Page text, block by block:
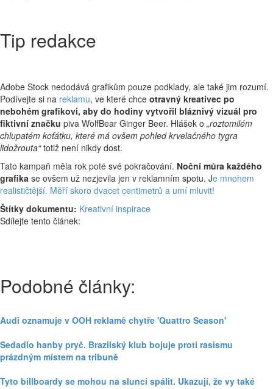
Tip redakce
Adobe Stock nedodává grafikům pouze podklady, ale také jim rozumí.
Podívejte si na reklamu, ve které chce otravný kreativec po
nebohém grafikovi, aby do hodiny vytvořil bláznivý vizuál pro
fiktivní značku piva WolfBear Ginger Beer. Hlášek o „roztomilém
chlupatém koťátku, které má ovšem pohled krvelačného tygra
lidožrouta“totiž není nikdy dost.
Tato kampaň měla rok poté své pokračování. Noční můra každého
grafika se ovšem už nezjevila jen v reklamním spotu. Je mnohem
realističtější. Měří skoro dvacet centimetrů a umí mluvit!
Štítky dokumentu: Kreativní inspirace
Sdílejte tento článek:
Podobné články:
Audi oznamuje v OOH reklamě chytře 'Quattro Season'
Sedadlo hanby pryč. Brazilský klub bojuje proti rasismu
prázdným místem na tribuně
Tyto billboardy se mohou na slunci spálit. Ukazují, že vy také